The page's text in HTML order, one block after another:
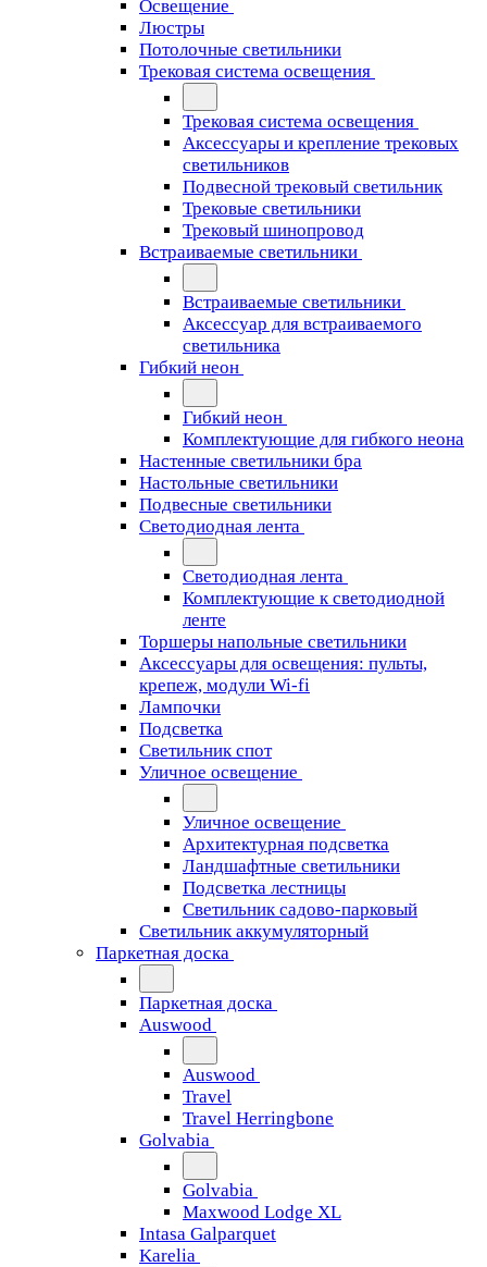
Освещение
Люстры
Потолочные светильники
Трековая система освещения
Трековая система освещения
Аксессуары и крепление трековых
светильников
Подвесной трековый светильник
Трековые светильники
Трековый шинопровод
Встраиваемые светильники
Встраиваемые светильники
Аксессуар для встраиваемого
светильника
Гибкий неон
Гибкий неон
Комплектующие для гибкого неона
Настенные светильники бра
Настольные светильники
Подвесные светильники
Светодиодная лента
Светодиодная лента
Комплектующие к светодиодной
ленте
Торшеры напольные светильники
Аксессуары для освещения: пульты,
крепеж, модули Wi-fi
Лампочки
Подсветка
Светильник спот
Уличное освещение
Уличное освещение
Архитектурная подсветка
Ландшафтные светильники
Подсветка лестницы
Светильник садово-парковый
Светильник аккумуляторный
Паркетная доска
Паркетная доска
Auswood
Auswood
Travel
Travel Herringbone
Golvabia
Golvabia
Maxwood Lodge XL
Intasa Galparquet
Karelia